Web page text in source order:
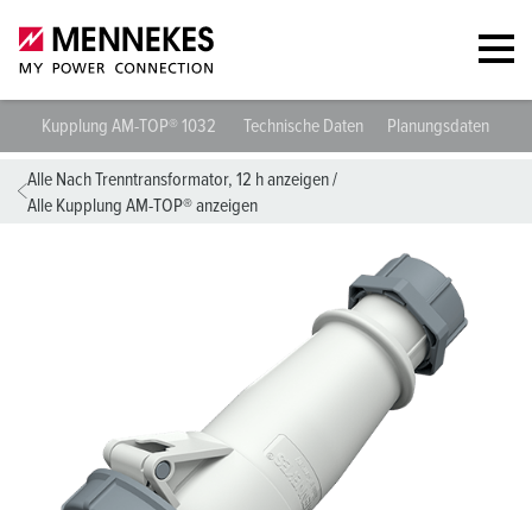
Kupplung AM-TOP® 1032 Technische Daten Planungsdaten &
Alle Nach Trenntransformator, 12 h anzeigen/
Alle Kupplung AM-TOP® anzeigen